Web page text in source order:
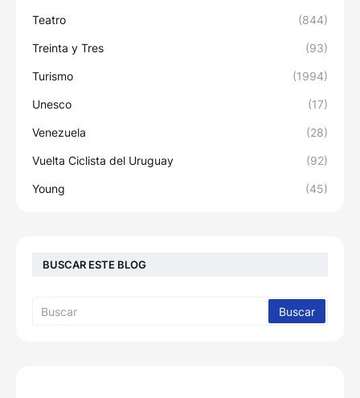
Teatro (844)
Treinta y Tres (93)
Turismo (1994)
Unesco (17)
Venezuela (28)
Vuelta Ciclista del Uruguay (92)
Young (45)
BUSCAR ESTE BLOG